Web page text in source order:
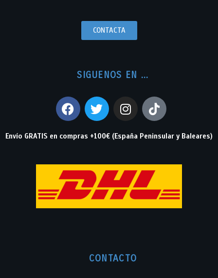
CONTACTA
SIGUENOS EN ...
Envío GRATIS en compras +100€ (España Peninsular y Baleares)
CONTACTO